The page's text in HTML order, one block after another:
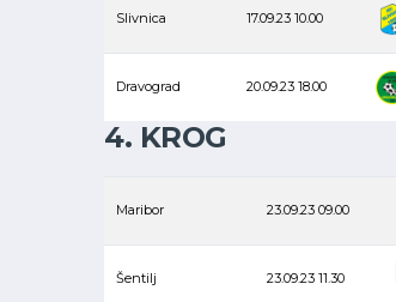
Slivnica 17.09.23 10.00
Dravograd 20.09.23 18.00
4. KROG
Maribor 23.09.23 09.00
Šentilj 23.09.23 11.30